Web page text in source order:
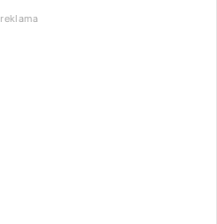
reklama